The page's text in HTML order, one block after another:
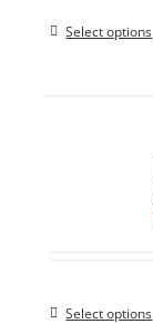
Select options
Select options